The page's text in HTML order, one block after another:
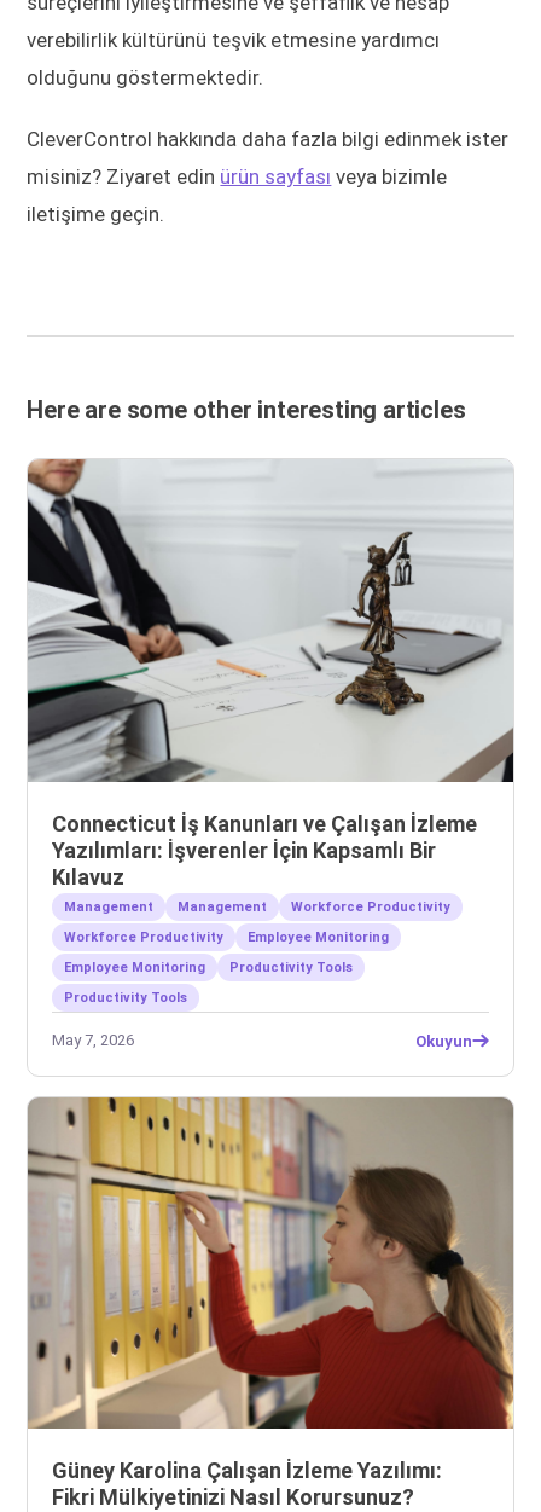
verebilirlik kültürünü teşvik etmesine yardımcı
olduğunu göstermektedir.
CleverControl hakkında daha fazla bilgi edinmek ister
misiniz? Ziyaret edin ürün sayfası veya bizimle
iletişime geçin.
Here are some other interesting articles
Connecticut İş Kanunları ve Çalışan İzleme
Yazılımları: İşverenler İçin Kapsamlı Bir
Kılavuz
Management Management
Workforce Productivity
Workforce Productivity
Employee Monitoring
Employee Monitoring
Productivity Tools
Productivity Tools
May 7, 2026 Okuyun
Güney Karolina Çalışan İzleme Yazılımı:
Fikri Mülkiyetinizi Nasıl Korursunuz?